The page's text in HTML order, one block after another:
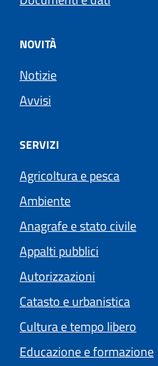
NOVITÀ
Notizie
Avvisi
SERVIZI
Agricoltura e pesca
Ambiente
Anagrafe e stato civile
Appalti pubblici
Autorizzazioni
Catasto e urbanistica
Cultura e tempo libero
Educazione e formazione